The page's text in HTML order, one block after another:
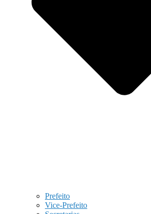
Prefeito
Vice-Prefeito